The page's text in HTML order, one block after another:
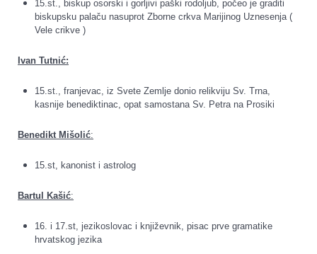
15.st., biskup osorski i gorljivi paški rodoljub, počeo je graditi
biskupsku palaču nasuprot Zborne crkva Marijinog Uznesenja (
Vele crikve )
Ivan Tutnić:
15.st., franjevac, iz Svete Zemlje donio relikviju Sv. Trna,
kasnije benediktinac, opat samostana Sv. Petra na Prosiki
Benedikt Mišolić:
15.st, kanonist i astrolog
Bartul Kašić:
16. i 17.st, jezikoslovac i književnik, pisac prve gramatike
hrvatskog jezika